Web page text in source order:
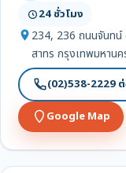
24 ชั่วโมง
234, 236 ถนนจันทน์
สาทร กรุงเทพมหาน
(02)538-2229
Google Map